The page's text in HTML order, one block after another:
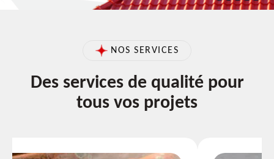
NOS SERVICES
Des services de qualité pour
tous vos projets